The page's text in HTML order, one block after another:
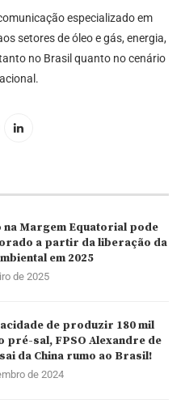
especializado em
setores de óleo e gás, energia,
no Brasil quanto no cenário
na Margem Equatorial pode
a partir da liberação da
em 2025
de 2025
de produzir 180 mil
pré-sal, FPSO Alexandre de
da China rumo ao Brasil!
de 2024